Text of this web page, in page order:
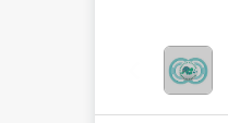
Cosmética natural